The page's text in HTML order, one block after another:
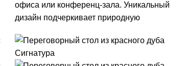
офиса или конференц-зала. Уникальный
дизайн подчеркивает природную